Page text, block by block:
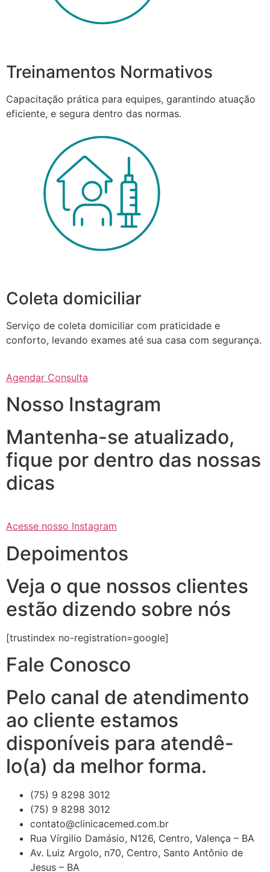
Treinamentos Normativos
Capacitação prática para equipes, garantindo atuação
eficiente, e segura dentro das normas.
Coleta domiciliar
Serviço de coleta domiciliar com praticidade e
conforto, levando exames até sua casa com segurança.
Agendar Consulta
Nosso Instagram
Mantenha-se atualizado,
fique por dentro das nossas
dicas
Acesse nosso Instagram
Depoimentos
Veja o que nossos clientes
estão dizendo sobre nós
[trustindex no-registration=google]
Fale Conosco
Pelo canal de atendimento
ao cliente estamos
disponíveis para atendê-
lo(a) da melhor forma.
(75) 9 8298 3012
(75) 9 8298 3012
contato@clinicacemed.com.br
Rua Vírgilio Damásio, N126, Centro, Valença – BA
Av. Luiz Argolo, n70, Centro, Santo Antônio de
Jesus – BA